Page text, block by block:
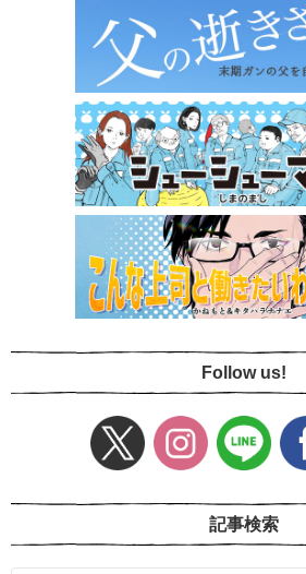
Follow us!
記事検索